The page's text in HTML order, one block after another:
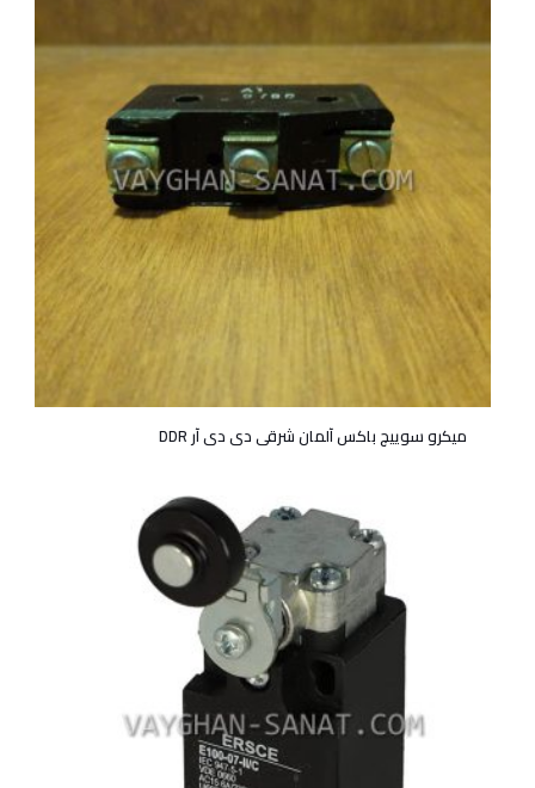
میکرو سوییچ باکس آلمان شرقی دی دی آر DDR